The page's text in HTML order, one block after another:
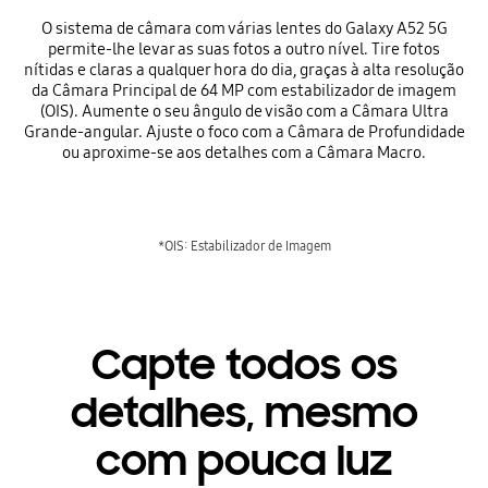
O sistema de câmara com várias lentes do Galaxy A52 5G
permite-lhe levar as suas fotos a outro nível. Tire fotos
nítidas e claras a qualquer hora do dia, graças à alta resolução
da Câmara Principal de 64 MP com estabilizador de imagem
(OIS). Aumente o seu ângulo de visão com a Câmara Ultra
Grande-angular. Ajuste o foco com a Câmara de Profundidade
ou aproxime-se aos detalhes com a Câmara Macro.
*OIS: Estabilizador de Imagem
Capte todos os
detalhes, mesmo
com pouca luz